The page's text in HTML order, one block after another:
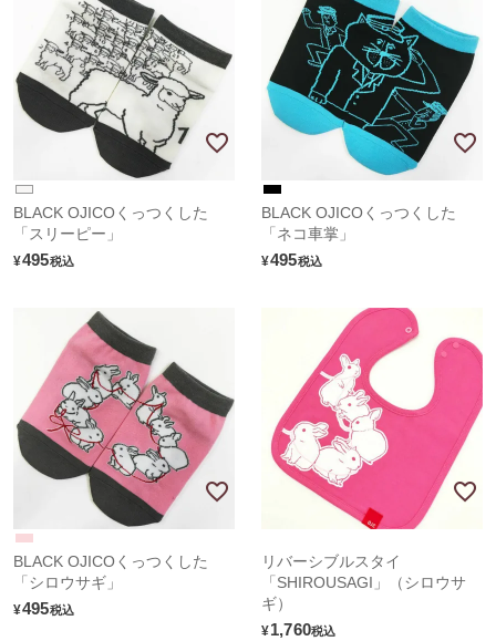
BLACK OJICOくっつくした
「スリーピー」
¥495税込
BLACK OJICOくっつくした
「ネコ車掌」
¥495税込
BLACK OJICOくっつくした
「シロウサギ」
¥495税込
リバーシブルスタイ
「SHIROUSAGI」（シロウサ
ギ）
¥1,760税込